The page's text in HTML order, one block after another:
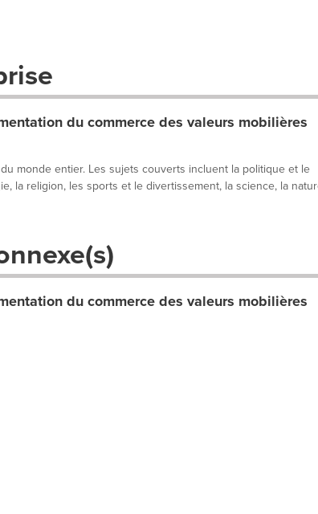
du commerce des valeurs mobilières
monde entier. Les sujets couverts incluent la politique et le
la religion, les sports et le divertissement, la science, la
du commerce des valeurs mobilières